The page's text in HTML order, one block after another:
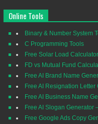
Online Tools
Binary & Number System
C Programming Tools
Free Solar Load
FD vs Mutual Fund
Free AI Brand Name
Free AI Resignation Letter
Free AI Business Name
Free AI Slogan Generator
Free Google Ads Copy